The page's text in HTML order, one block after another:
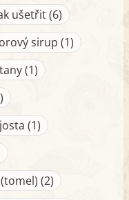
ušetřit (6)
sirup (1)
(1)
josta (1)
(2)